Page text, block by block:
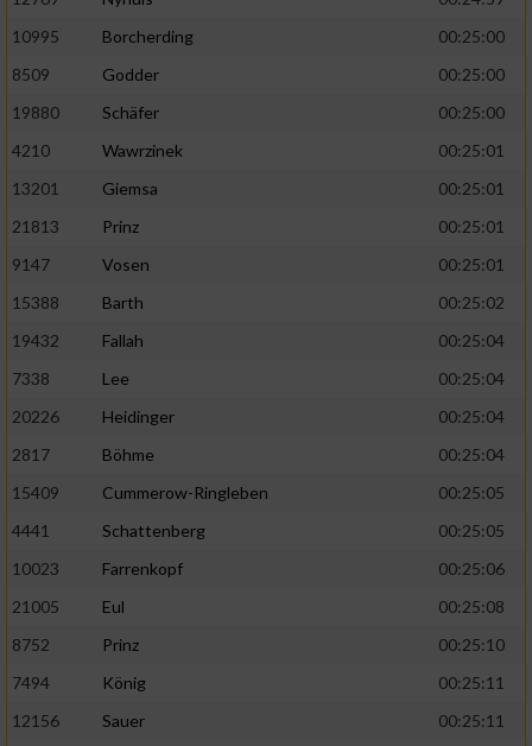
10995
Borcherding
00:25:00
8509
Godder
00:25:00
19880
Schäfer
00:25:00
4210
Wawrzinek
00:25:01
13201
Giemsa
00:25:01
21813
Prinz
00:25:01
9147
Vosen
00:25:01
15388
Barth
00:25:02
19432
Fallah
00:25:04
7338
Lee
00:25:04
20226
Heidinger
00:25:04
2817
Böhme
00:25:04
15409
Cummerow-Ringleben
00:25:05
4441
Schattenberg
00:25:05
10023
Farrenkopf
00:25:06
21005
Eul
00:25:08
8752
Prinz
00:25:10
7494
König
00:25:11
12156
Sauer
00:25:11